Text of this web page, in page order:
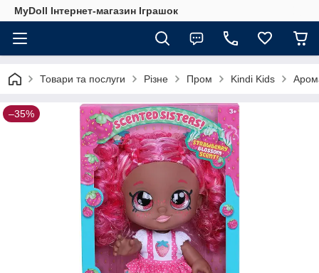
MyDoll Інтернет-магазин Іграшок
Товари та послуги Різне Пром Kindi Kids
–35%